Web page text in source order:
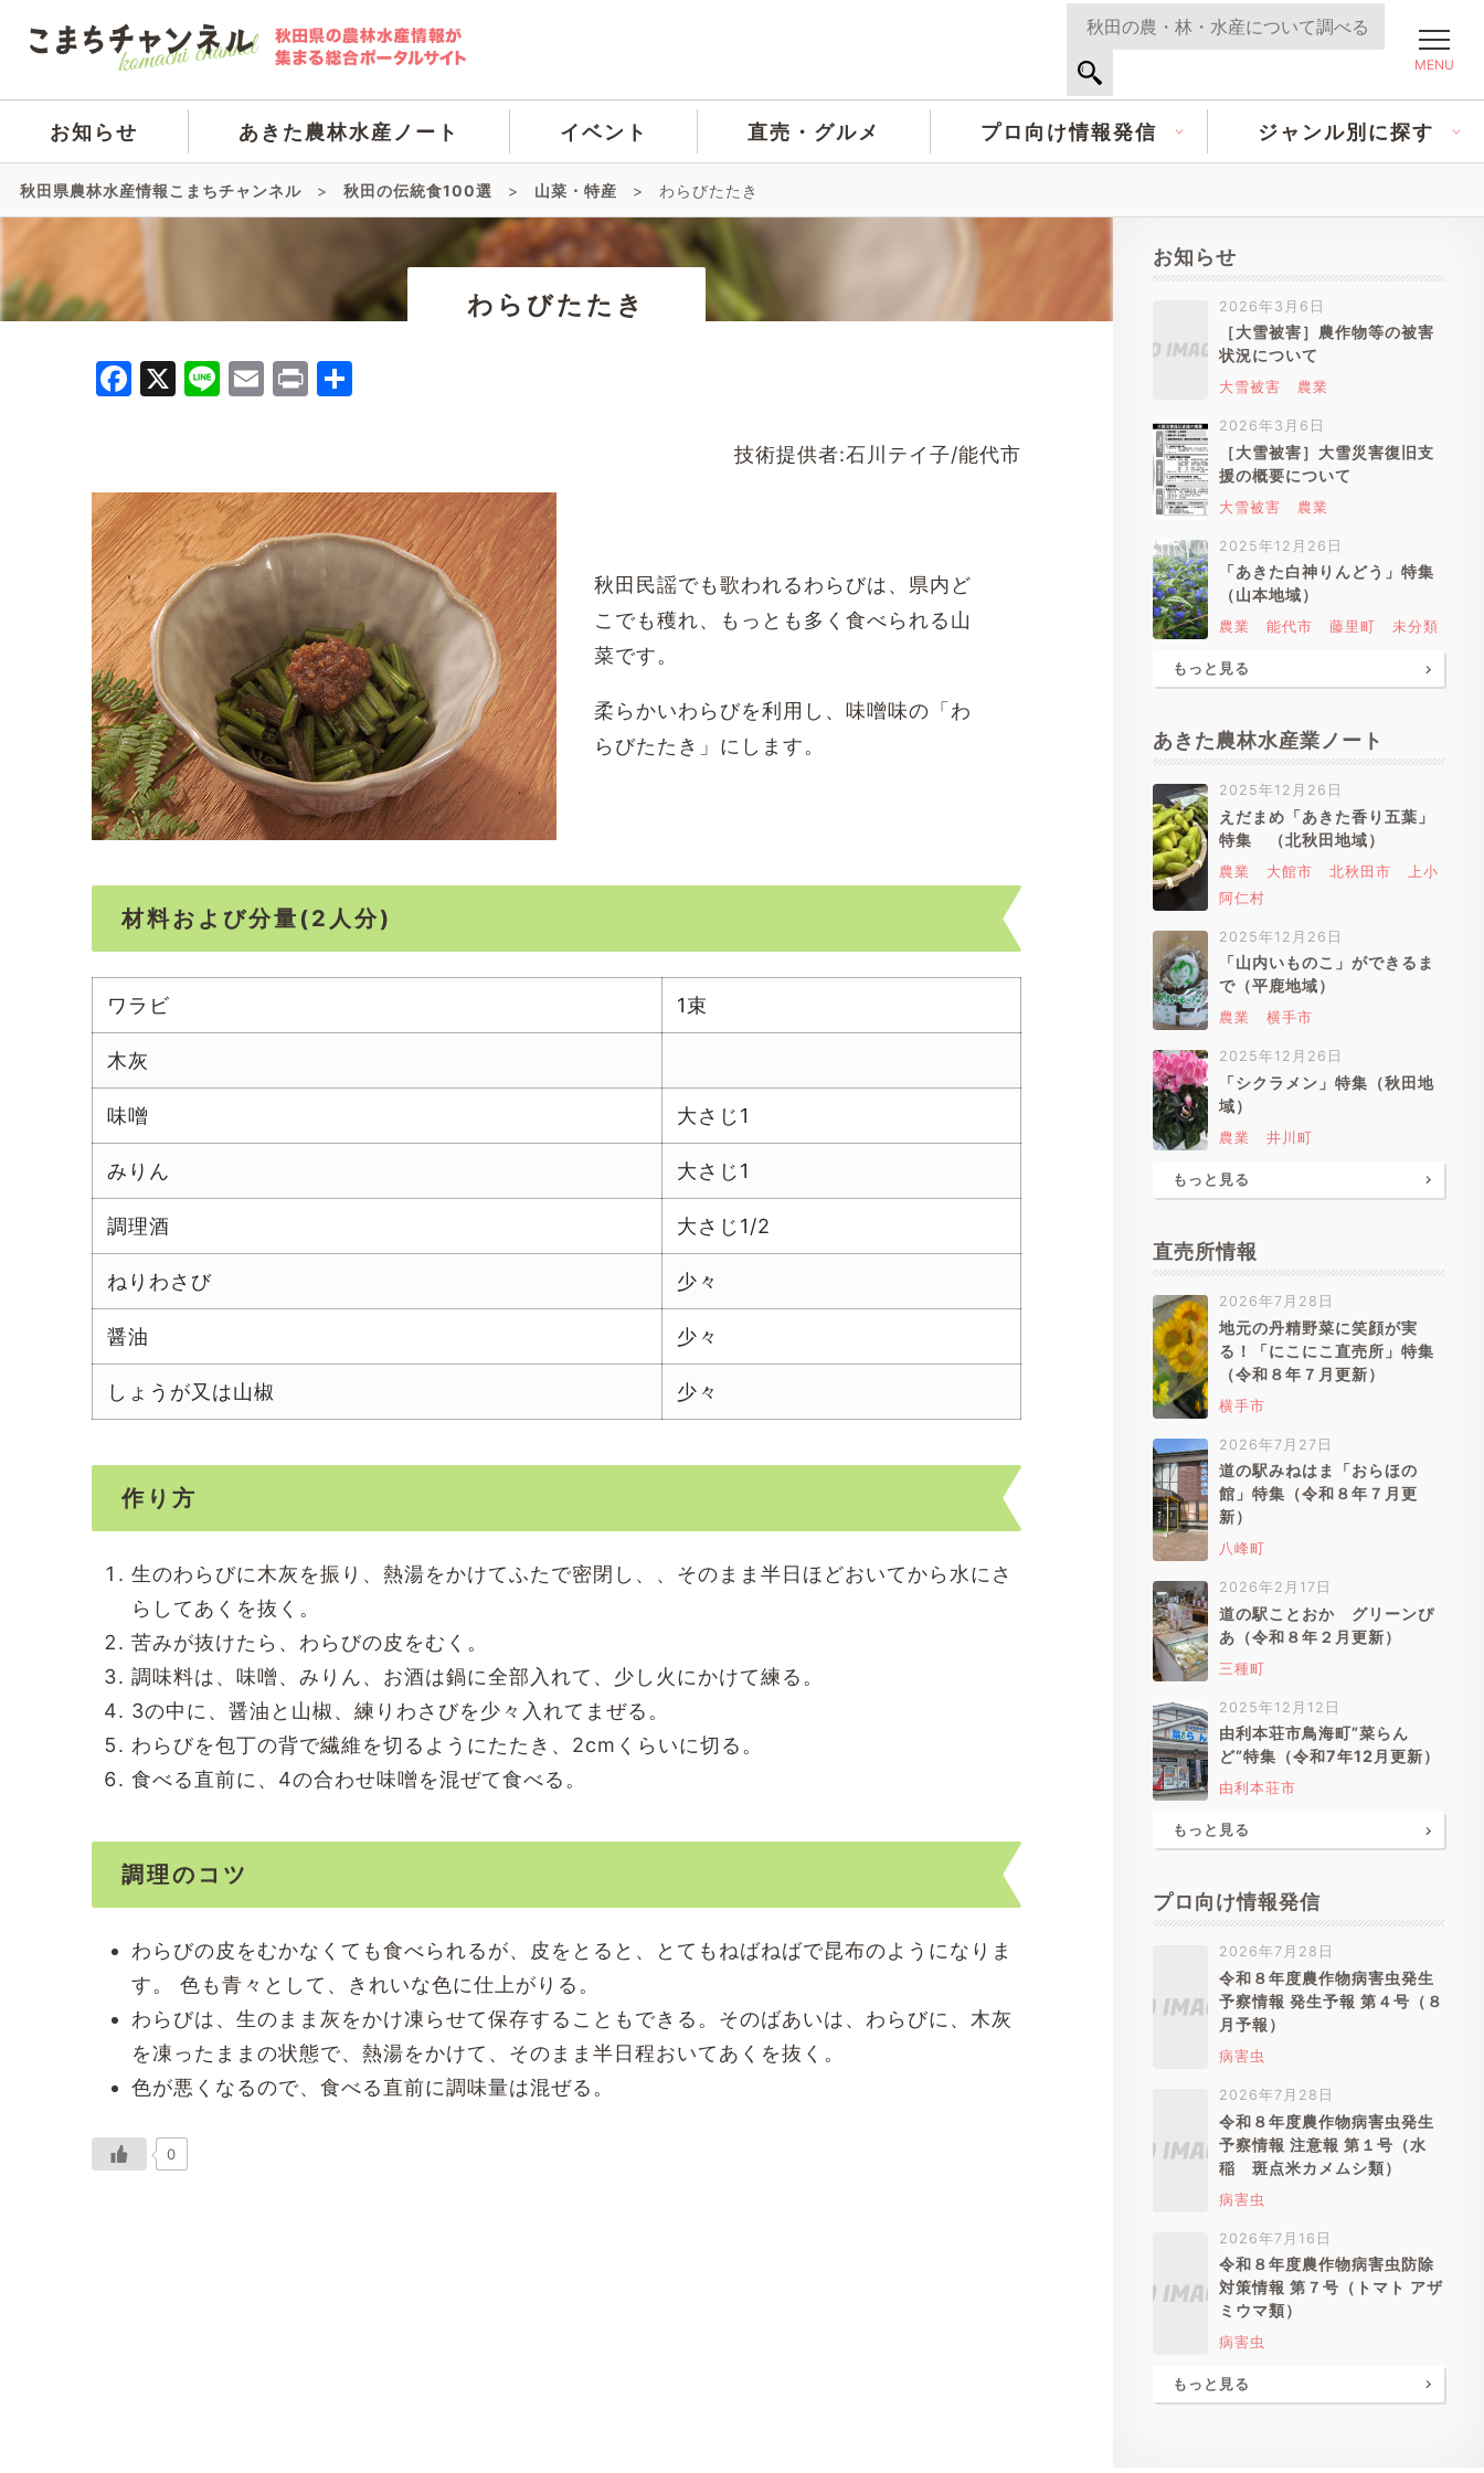
MENU
お知らせ あきた農林水産ノート イベント 直売・グルメ プロ向け情報発信 ジャンル別に探す
秋田県農林水産情報こまちチャンネル > 秋田の伝統食100選 > 山菜・特産 > わらびたたき
わらびたたき
Facebook
X LineEmail
Print
共
技術提供者:石川テイ子/能代市
秋田民謡でも歌われるわらびは、県内ど
こでも穫れ、もっとも多く食べられる山
菜です。
柔らかいわらびを利用し、味噌味の「わ
らびたたき」にします。
材料および分量(2人分)
ワラビ 1束
木灰
味噌 大さじ1
みりん 大さじ1
調理酒 大さじ1/2
ねりわさび 少々
醤油 少々
しょうが又は山椒 少々
作り方
生のわらびに木灰を振り、熱湯をかけてふたで密閉し、、そのまま半日ほどおいてから水にさ
らしてあくを抜く。
苦みが抜けたら、わらびの皮をむく。
調味料は、味噌、みりん、お酒は鍋に全部入れて、少し火にかけて練る。
3の中に、醤油と山椒、練りわさびを少々入れてまぜる。
わらびを包丁の背で繊維を切るようにたたき、2cmくらいに切る。
食べる直前に、4の合わせ味噌を混ぜて食べる。
調理のコツ
わらびの皮をむかなくても食べられるが、皮をとると、とてもねばねばで昆布のようになりま
す。 色も青々として、きれいな色に仕上がりる。
わらびは、生のまま灰をかけ凍らせて保存することもできる。そのばあいは、わらびに、木灰
を凍ったままの状態で、熱湯をかけて、そのまま半日程おいてあくを抜く。
色が悪くなるので、食べる直前に調味量は混ぜる。
0
お知らせ
2026年3月6日
［大雪被害］農作物等の被害
状況について
大雪被害 農業
2026年3月6日
［大雪被害］大雪災害復旧支
援の概要について
大雪被害 農業
2025年12月26日
「あきた白神りんどう」特集
（山本地域）
農業 能代市 藤里町 未分類
もっと見る
あきた農林水産業ノート
2025年12月26日
えだまめ「あきた香り五葉」
特集 （北秋田地域）
農業 大館市 北秋田市
上小
阿仁村
2025年12月26日
「山内いものこ」ができるま
で（平鹿地域）
農業 横手市
2025年12月26日
「シクラメン」特集（秋田地
域）
農業 井川町
もっと見る
直売所情報
2026年7月28日
地元の丹精野菜に笑顔が実
る！「にこにこ直売所」特集
（令和８年７月更新）
横手市
2026年7月27日
道の駅みねはま「おらほの
館」特集（令和８年７月更
新）
八峰町
2026年2月17日
道の駅ことおか グリーンぴ
あ（令和８年２月更新）
三種町
2025年12月12日
由利本荘市鳥海町”菜らん
ど”特集（令和7年12月更新）
由利本荘市
もっと見る
プロ向け情報発信
2026年7月28日
令和８年度農作物病害虫発生
予察情報 発生予報 第４号（８
月予報）
病害虫
2026年7月28日
令和８年度農作物病害虫発生
予察情報 注意報 第１号（水
稲 斑点米カメムシ類）
病害虫
2026年7月16日
令和８年度農作物病害虫防除
対策情報 第７号（トマト アザ
ミウマ類）
病害虫
もっと見る